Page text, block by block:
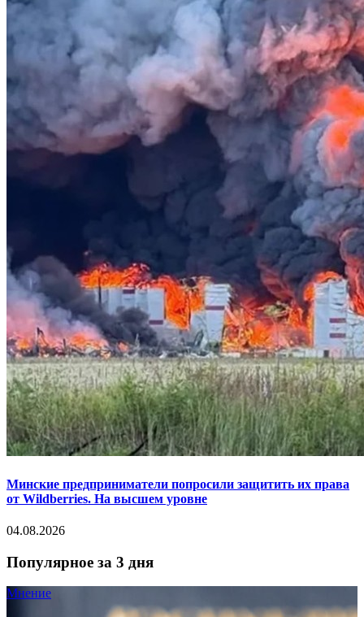
Минские предприниматели попросили защитить их права
от Wildberries. На высшем уровне
04.08.2026
Популярное за 3 дня
Мнение